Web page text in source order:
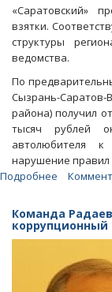
«Саратовский»
взятки.
структуры
ведомства.
По
Сызрань-Саратов-
района) получил
тысяч рублей
автолюбителя к
нарушение правил
Подробнее
обвинил
в
коррупции
Команда
коррупционный